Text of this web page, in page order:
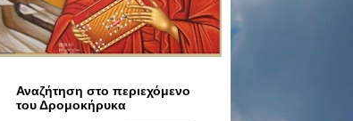
Αναζήτηση στο περιεχόμενο
του Δρομοκήρυκα